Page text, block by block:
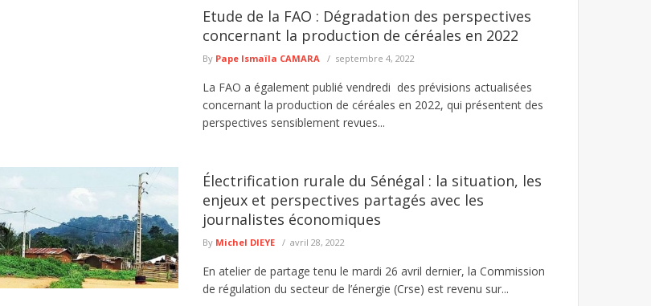
Etude de la FAO : Dégradation des perspectives
concernant la production de céréales en 2022
By Pape Ismaïla CAMARA septembre 4, 2022
La FAO a également publié vendredi des prévisions actualisées
concernant la production de céréales en 2022, qui présentent des
perspectives sensiblement revues...
Électrification rurale du Sénégal : la situation, les
enjeux et perspectives partagés avec les
journalistes économiques
By Michel DIEYE avril 28, 2022
En atelier de partage tenu le mardi 26 avril dernier, la Commission
de régulation du secteur de l’énergie (Crse) est revenu sur...